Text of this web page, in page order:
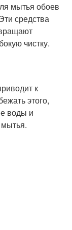
мытья обоев
средства
чистку.
к
этого,
воды и